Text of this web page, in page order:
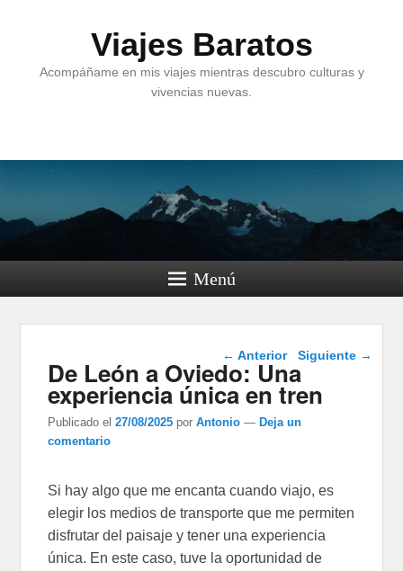
Viajes Baratos
Acompáñame en mis viajes mientras descubro culturas y
vivencias nuevas.
Menú
Navegación de
entradas
← Anterior Siguiente →
De León a Oviedo: Una
experiencia única en tren
Publicado el 27/08/2025 porAntonio —Deja un
comentario
Si hay algo que me encanta cuando viajo, es
elegir los medios de transporte que me permiten
disfrutar del paisaje y tener una experiencia
única. En este caso, tuve la oportunidad de